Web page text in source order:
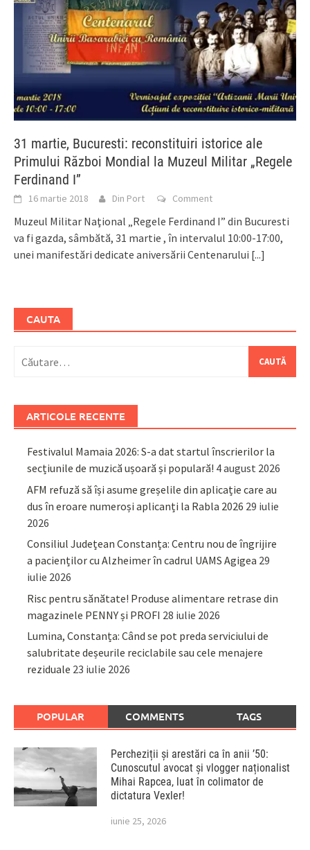
31 martie, Bucuresti: reconstituiri istorice ale
Primului Război Mondial la Muzeul Militar „Regele
Ferdinand I”
16 martie 2018 Din Port Comment
Muzeul Militar Naţional „Regele Ferdinand I” din Bucuresti
va fi gazda, sâmbătă, 31 martie , în intervalul 10:00-17:00,
unei manifestări dedicate aniversării Centenarului [...]
CAUTA
după:
ARTICOLE RECENTE
Festivalul Mamaia 2026: S-a dat startul înscrierilor la
secțiunile de muzică ușoară și populară! 4 august 2026
AFM refuză să își asume greșelile din aplicație care au
dus în eroare numeroși aplicanți la Rabla 2026 29 iulie
2026
Consiliul Județean Constanța: Centru nou de îngrijire
a pacienților cu Alzheimer în cadrul UAMS Agigea 29
iulie 2026
Risc pentru sănătate! Produse alimentare retrase din
magazinele PENNY și PROFI 28 iulie 2026
Lumina, Constanța: Când se pot preda serviciului de
salubritate deșeurile reciclabile sau cele menajere
reziduale 23 iulie 2026
POPULAR COMMENTS TAGS
Percheziții și arestări ca în anii ’50:
Cunoscutul avocat și vlogger naționalist
Mihai Rapcea, luat în colimator de
dictatura Vexler!
iunie 25, 2026